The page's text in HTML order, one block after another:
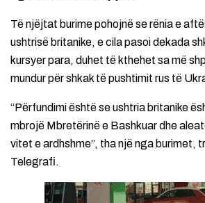
Të njëjtat burime pohojnë se rënia e
ushtrisë britanike, e cila pasoi dekada
kursyer para, duhet të kthehet sa më
mundur për shkak të pushtimit rus të
“Përfundimi është se ushtria britanike
mbrojë Mbretërinë e Bashkuar dhe
vitet e ardhshme”, tha një nga burimet,
Telegrafi.